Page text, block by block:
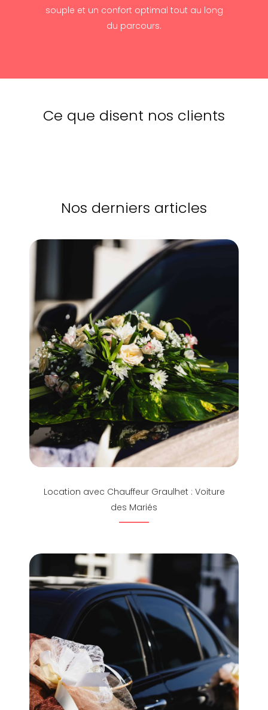
souple et un confort optimal tout au long
du parcours.
Ce que disent nos clients
Nos derniers articles
Location avec Chauffeur Graulhet : Voiture
des Mariés